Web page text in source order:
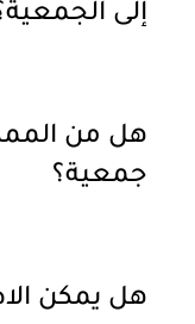
إلى
هل من
جمعية؟
هل يمكن